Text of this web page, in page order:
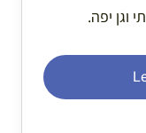
וגן יפה.